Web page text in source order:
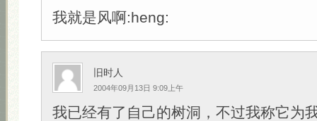
我就是风啊:heng:
旧时人
2004年09月13日 9:09上午
我已经有了自己的树洞，不过我称它为